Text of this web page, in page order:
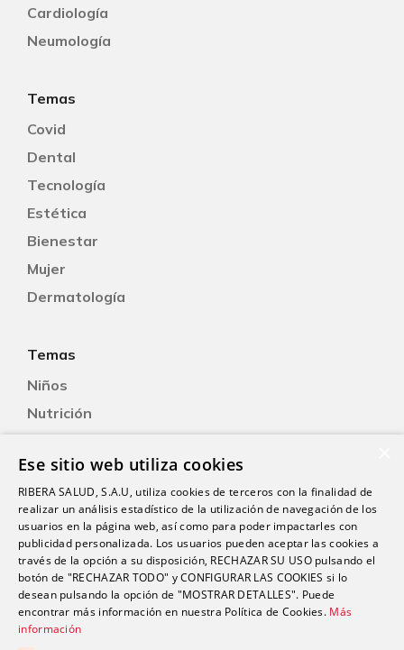
Cardiología
Neumología
Temas
Covid
Dental
Tecnología
Estética
Bienestar
Mujer
Dermatología
Temas
Niños
Nutrición
Oftalmología
Otorrinolaringología
Oncología
Fisioterapia
Contacto
Ese sitio web utiliza cookies
RIBERA SALUD, S.A.U, utiliza cookies de terceros con la finalidad de
realizar un análisis estadístico de la utilización de navegación de los
usuarios en la página web, así como para poder impactarles con
publicidad personalizada. Los usuarios pueden aceptar las cookies a
través de la opción a su disposición, RECHAZAR SU USO pulsando el
botón de "RECHAZAR TODO" y CONFIGURAR LAS COOKIES si lo
desean pulsando la opción de "MOSTRAR DETALLES". Puede
encontrar más información en nuestra Política de Cookies. Más
información